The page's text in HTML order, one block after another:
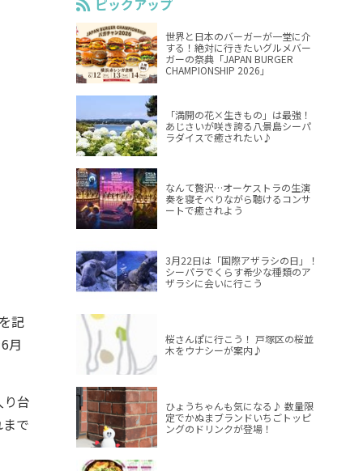
記
月
台
で
ピックアップ
世界と日本のバーガーが一堂に介
する！絶対に行きたいグルメバー
ガーの祭典「JAPAN BURGER
CHAMPIONSHIP 2026」
「満開の花×生きもの」は最強！
あじさいが咲き誇る八景島シーパ
ラダイスで癒されたい♪
なんて贅沢…オーケストラの生演
奏を寝そべりながら聴けるコンサ
ートで癒されよう
3月22日は「国際アザラシの日」！
シーパラでくらす希少な種類のア
ザラシに会いに行こう
桜さんぽに行こう！ 戸塚区の桜並
木をウナシーが案内♪
ひょうちゃんも気になる♪ 数量限
定でかぬまブランドいちごトッピ
ングのドリンクが登場！